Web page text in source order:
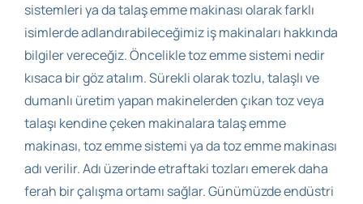
sistemleri ya da talaş emme makinası olarak farklı
isimlerde adlandırabileceğimiz iş makinaları hakkında
bilgiler vereceğiz. Öncelikle toz emme sistemi nedir
kısaca bir göz atalım. Sürekli olarak tozlu, talaşlı ve
dumanlı üretim yapan makinelerden çıkan toz veya
talaşı kendine çeken makinalara talaş emme
makinası, toz emme sistemi ya da toz emme makinası
adı verilir. Adı üzerinde etraftaki tozları emerek daha
ferah bir çalışma ortamı sağlar. Günümüzde endüstri